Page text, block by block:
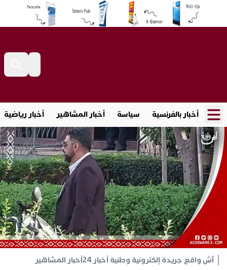
أخبار بالفرنسية سياسة أخبار المشاهير أخبار رياضية
آش واقع جريدة إلكترونية وطنية أخبار 24 أخبار المشاهير